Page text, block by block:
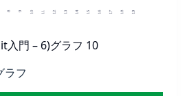
入門 – 6)グラフ 10
ラフ